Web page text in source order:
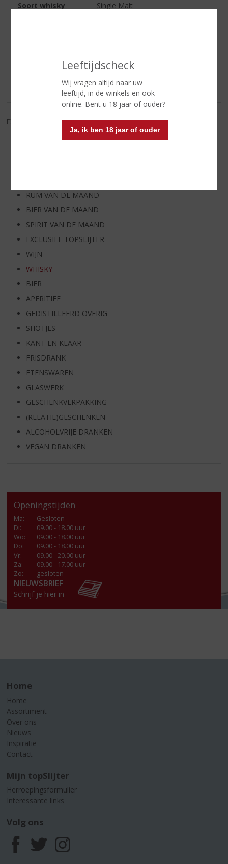
Leeftijdscheck
Wij vragen altijd naar uw
leeftijd, in de winkels en ook
online. Bent u 18 jaar of ouder?
Ja, ik ben 18 jaar of ouder
Soort whisky
Single Malt
Schrijf een review
Er zijn nog geen reviews geplaatst voor dit product
EXCL. BTW INCL. BTW
RUM VAN DE MAAND
BIER VAN DE MAAND
SPIRIT VAN DE MAAND
EXCLUSIEF TOPSLIJTER
WIJN
WHISKY
BIER
APERITIEF
GEDISTILLEERD OVERIG
SHOTJES
KANT EN KLAAR
FRISDRANK
ETENSWAREN
GLASWERK
GESCHENKVERPAKKING
(RELATIE)GESCHENKEN
ALCOHOLVRIJE DRANKEN
VEGAN DRANKEN
Openingstijden
Ma:
Gesloten
Di:
09.00 - 18.00 uur
Wo:
09.00 - 18.00 uur
Do:
09.00 - 18.00 uur
Vr:
09.00 - 20.00 uur
Za:
09.00 - 17.00 uur
Zo:
gesloten
NIEUWSBRIEF
Schrijf je hier in
Home
Home
Assortiment
Over ons
Nieuws
Inspiratie
Contact
Mijn topSlijter
Herroepingsformulier
Interessante links
Volg ons
F
T
I